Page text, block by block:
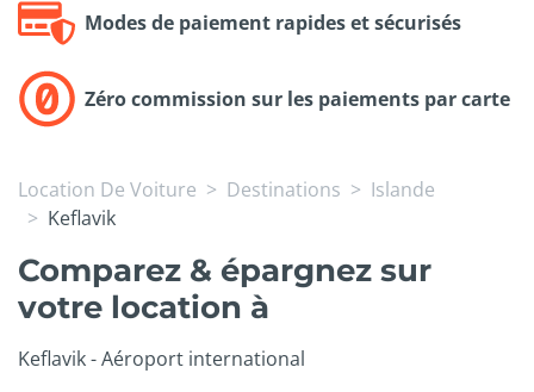
Modes de paiement rapides et sécurisés
Zéro commission sur les paiements par carte
Location De Voiture Destinations
Islande
Keflavik
Comparez & épargnez sur
votre location à
Keflavik - Aéroport international